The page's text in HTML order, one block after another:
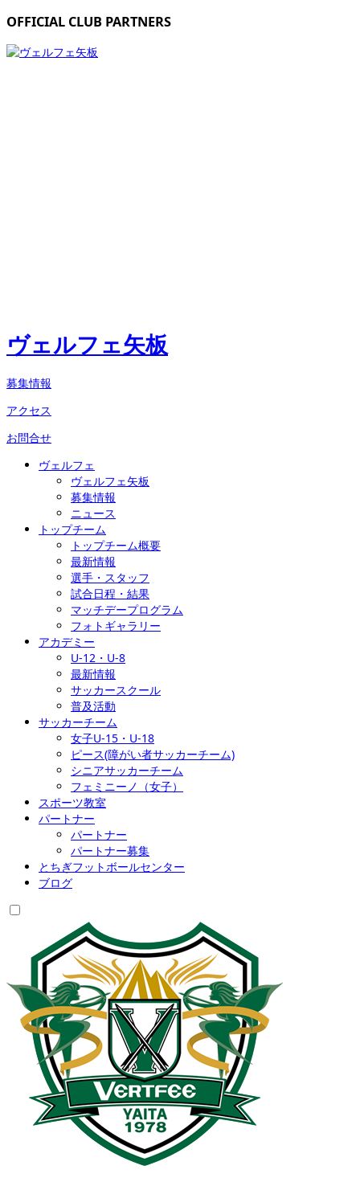
OFFICIAL CLUB PARTNERS
ヴェルフェ矢板
募集情報
アクセス
お問合せ
ヴェルフェ
ヴェルフェ矢板
募集情報
ニュース
トップチーム
トップチーム概要
最新情報
選手・スタッフ
試合日程・結果
マッチデープログラム
フォトギャラリー
アカデミー
U-12・U-8
最新情報
サッカースクール
普及活動
サッカーチーム
女子U-15・U-18
ピース(障がい者サッカーチーム)
シニアサッカーチーム
フェミニーノ（女子）
スポーツ教室
パートナー
パートナー
パートナー募集
とちぎフットボールセンター
ブログ